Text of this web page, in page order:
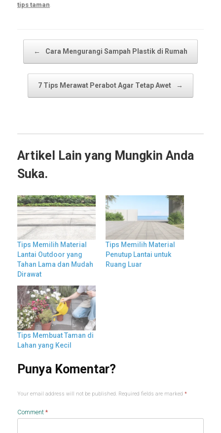
tips taman
← Cara Mengurangi Sampah Plastik di Rumah
7 Tips Merawat Perabot Agar Tetap Awet →
Artikel Lain yang Mungkin Anda
Suka.
Tips Memilih Material
Lantai Outdoor yang
Tahan Lama dan Mudah
Dirawat
Tips Memilih Material
Penutup Lantai untuk
Ruang Luar
Tips Membuat Taman di
Lahan yang Kecil
Your email address will not be published. Required fields are marked *
Comment *